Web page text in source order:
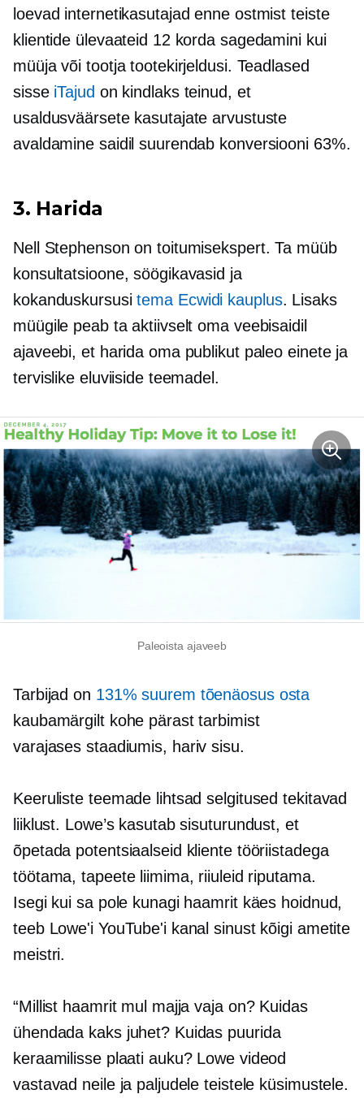
loevad internetikasutajad enne ostmist teiste
klientide ülevaateid 12 korda sagedamini kui
müüja või tootja tootekirjeldusi. Teadlased
sisse iTajud on kindlaks teinud, et
usaldusväärsete kasutajate arvustuste
avaldamine saidil suurendab konversiooni 63%.
3. Harida
Nell Stephenson on toitumisekspert. Ta müüb
konsultatsioone, söögikavasid ja
kokanduskursusitema Ecwidi kauplus. Lisaks
müügile peab ta aktiivselt oma veebisaidil
ajaveebi, et harida oma publikut paleo einete ja
tervislike eluviiside teemadel.
Paleoista ajaveeb
Tarbijad on 131% suurem tõenäosus osta
kaubamärgilt kohe pärast tarbimist
varajases staadiumis, hariv sisu.
Keeruliste teemade lihtsad selgitused tekitavad
liiklust. Lowe’s kasutab sisuturundust, et
õpetada potentsiaalseid kliente tööriistadega
töötama, tapeete liimima, riiuleid riputama.
Isegi kui sa pole kunagi haamrit käes hoidnud,
teeb Lowe'i YouTube'i kanal sinust kõigi ametite
meistri.
“Millist haamrit mul majja vaja on? Kuidas
ühendada kaks juhet? Kuidas puurida
keraamilisse plaati auku? Lowe videod
vastavad neile ja paljudele teistele küsimustele.